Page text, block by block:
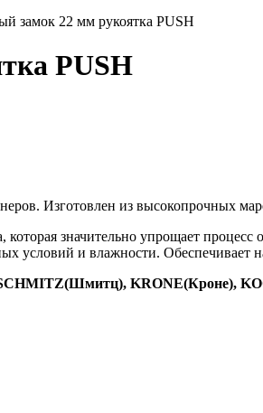
замок 22 мм рукоятка PUSH
PUSH
Изготовлен из высокопрочных
значительно упрощает процесс
условий и влажности. Обеспечивает
KRONE(Кроне),